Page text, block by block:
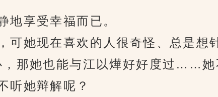
享受幸福而已。
她现在喜欢的人很奇怪、总是想
那她也能与江以燁好好度过……她
听她辩解呢？